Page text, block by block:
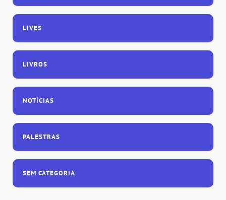
LIVES
LIVROS
NOTÍCIAS
PALESTRAS
SEM CATEGORIA